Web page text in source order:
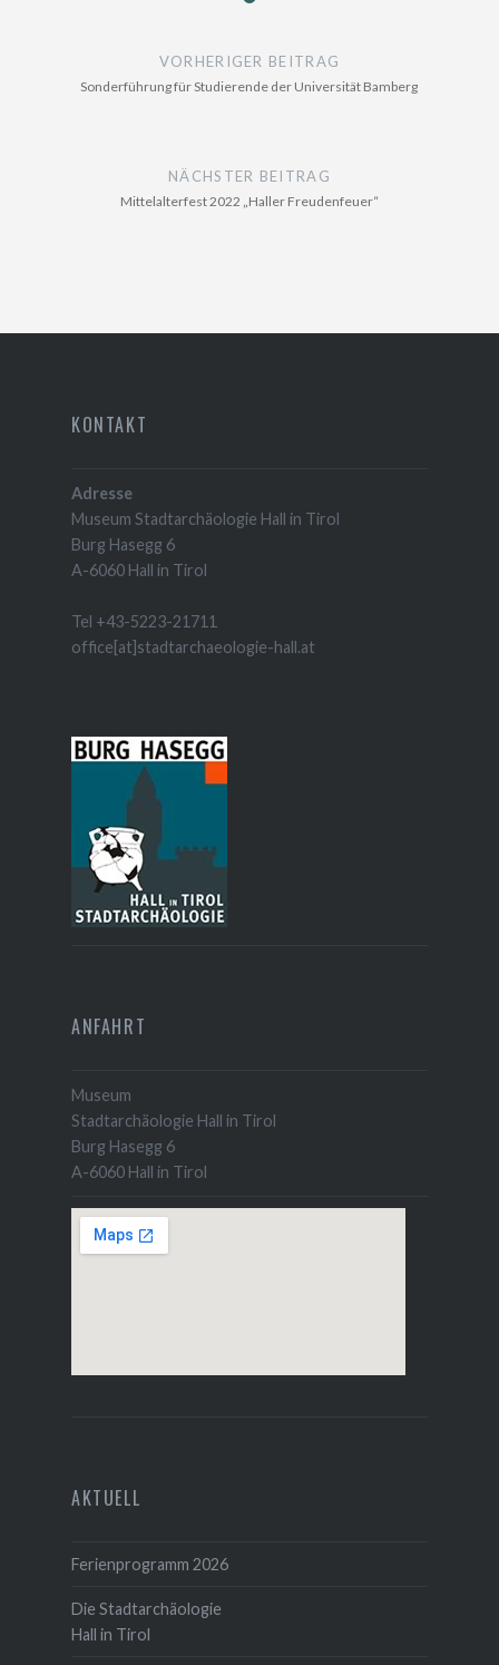
VORHERIGER BEITRAG
Sonderführung für Studierende der Universität Bamberg
NÄCHSTER BEITRAG
Mittelalterfest 2022 „Haller Freudenfeuer“
KONTAKT
Adresse
Museum Stadtarchäologie Hall in Tirol
Burg Hasegg 6
A-6060 Hall in Tirol
Tel +43-5223-21711
office[at]stadtarchaeologie-hall.at
ANFAHRT
Museum
Stadtarchäologie Hall in Tirol
Burg Hasegg 6
A-6060 Hall in Tirol
AKTUELL
Ferienprogramm 2026
Die Stadtarchäologie
Hall in Tirol